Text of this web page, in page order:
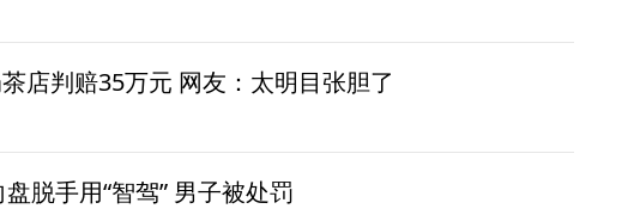
店判赔35万元 网友：太明目张胆了
脱手用“智驾” 男子被处罚